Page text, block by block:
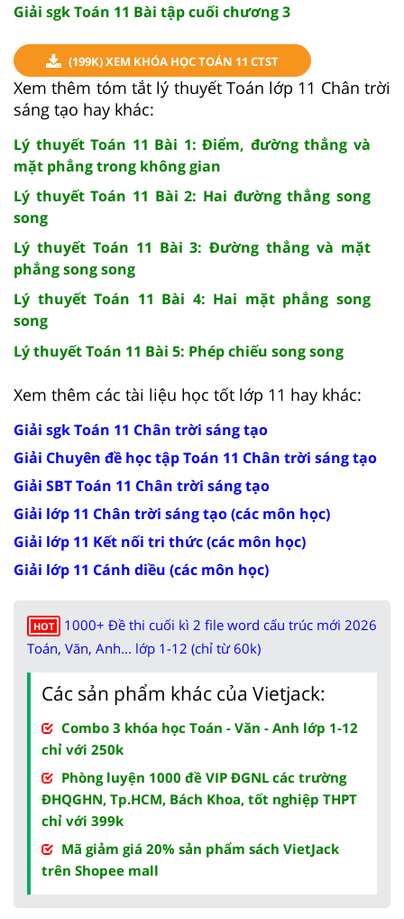
Giải sgk Toán 11 Bài tập cuối chương 3
(199K) XEM KHÓA HỌC TOÁN 11 CTST
Xem thêm tóm tắt lý thuyết Toán lớp 11 Chân trời
sáng tạo hay khác:
Lý thuyết Toán 11 Bài 1: Điểm, đường thẳng và
mặt phẳng trong không gian
Lý thuyết Toán 11 Bài 2: Hai đường thẳng song
song
Lý thuyết Toán 11 Bài 3: Đường thẳng và mặt
phẳng song song
Lý thuyết Toán 11 Bài 4: Hai mặt phẳng song
song
Lý thuyết Toán 11 Bài 5: Phép chiếu song song
Xem thêm các tài liệu học tốt lớp 11 hay khác:
Giải sgk Toán 11 Chân trời sáng tạo
Giải Chuyên đề học tập Toán 11 Chân trời sáng tạo
Giải SBT Toán 11 Chân trời sáng tạo
Giải lớp 11 Chân trời sáng tạo (các môn học)
Giải lớp 11 Kết nối tri thức (các môn học)
Giải lớp 11 Cánh diều (các môn học)
HOT
1000+ Đề thi cuối kì 2 file word cấu trúc mới 2026
Toán, Văn, Anh... lớp 1-12 (chỉ từ 60k)
Các sản phẩm khác của Vietjack:
Combo 3 khóa học Toán - Văn - Anh lớp 1-12
chỉ với 250k
Phòng luyện 1000 đề VIP ĐGNL các trường
ĐHQGHN, Tp.HCM, Bách Khoa, tốt nghiệp THPT
chỉ với 399k
Mã giảm giá 20% sản phẩm sách VietJack
trên Shopee mall